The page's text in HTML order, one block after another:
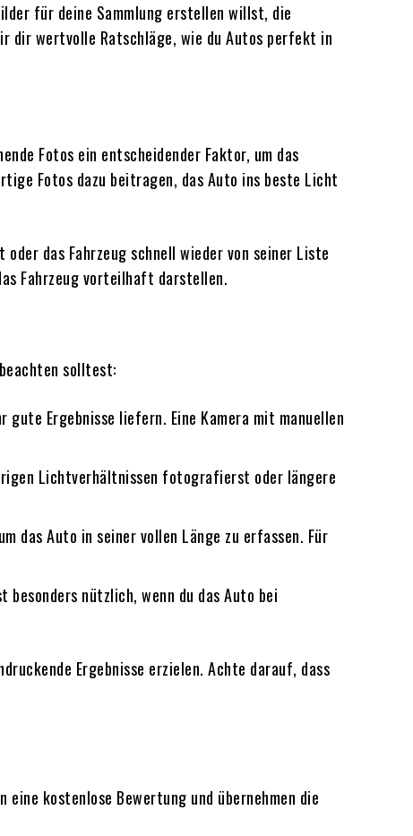
für deine Sammlung erstellen willst, die
dir wertvolle Ratschläge, wie du Autos perfekt in
Fotos ein entscheidender Faktor, um das
Fotos dazu beitragen, das Auto ins beste Licht
das Fahrzeug schnell wieder von seiner Liste
Fahrzeug vorteilhaft darstellen.
solltest:
Ergebnisse liefern. Eine Kamera mit manuellen
Lichtverhältnissen fotografierst oder längere
das Auto in seiner vollen Länge zu erfassen. Für
nützlich, wenn du das Auto bei
Ergebnisse erzielen. Achte darauf, dass
kostenlose Bewertung und übernehmen die